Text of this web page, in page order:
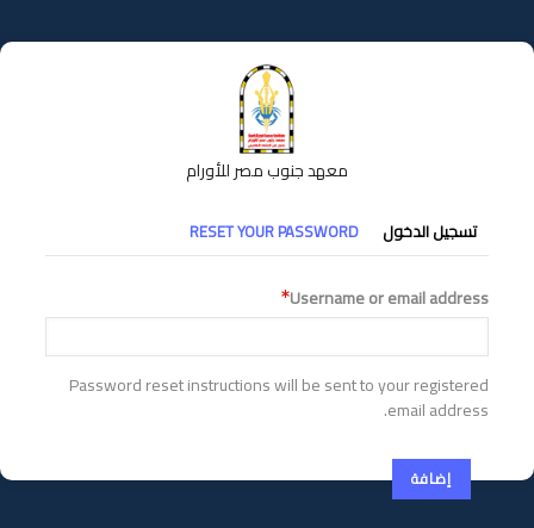
إلى
المحتوى
معهد جنوب مصر للأورام
التبويبات
الأساسية
تسجيل الدخول RESET YOUR PASSWORD
Username or email address
Password reset instructions will be sent to your registered
email address.